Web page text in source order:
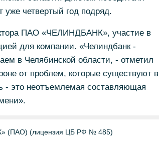
четвертый год подряд.
ПАО «ЧЕЛИНДБАНК», участие в
для компании. «Челиндбанк -
в Челябинской области, - отметил
от проблем, которые существуют в
- это неотъемлемая составляющая
(лицензия ЦБ РФ № 485)